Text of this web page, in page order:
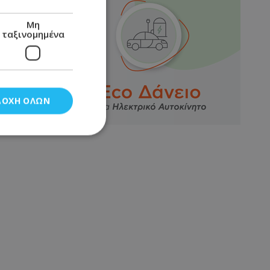
Μη
ταξινομημένα
ΌΛΩΝ
cookies.
των